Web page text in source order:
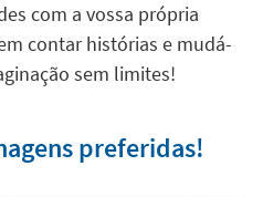
com a vossa própria
contar histórias e mudá-
sem limites!
preferidas!